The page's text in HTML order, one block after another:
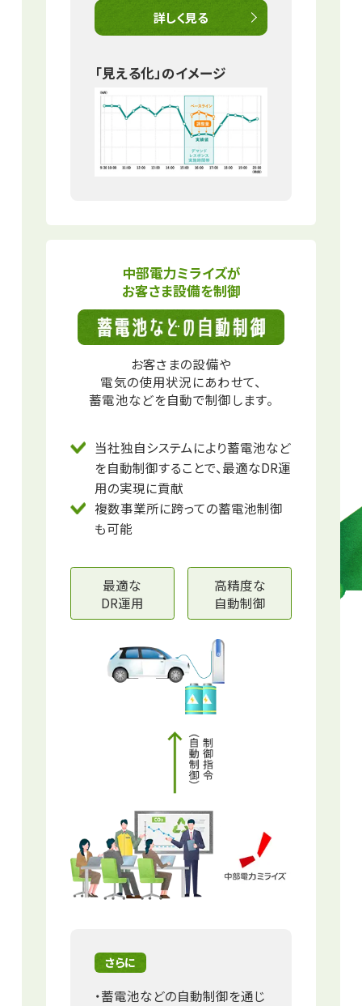
詳しく見る
「見える化」のイメージ
中部電力ミライズが
お客さま設備を制御
お客さまの設備や
電気の使用状況にあわせて、
蓄電池などを自動で制御します。
当社独自システムにより蓄電池など
を自動制御することで、 最適なDR運
用の実現に貢献
複数事業所に跨っての蓄電池制御
も可能
最適な
DR運用
高精度な
自動制御
さらに
・蓄電池などの自動制御を通じ